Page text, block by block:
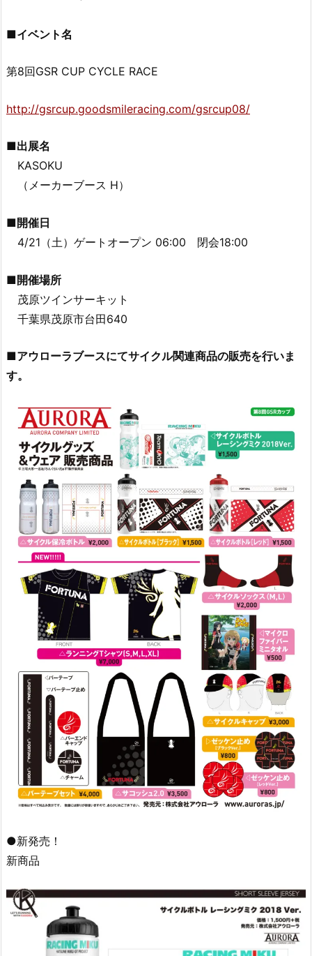
■イベント名
第8回GSR CUP CYCLE RACE
http://gsrcup.goodsmileracing.com/gsrcup08/
■出展名
KASOKU
（メーカーブース H）
■開催日
4/21（土）ゲートオープン 06:00 閉会18:00
■開催場所
茂原ツインサーキット
千葉県茂原市台田640
■アウローラブースにてサイクル関連商品の販売を行いま
す。
●新発売！
新商品